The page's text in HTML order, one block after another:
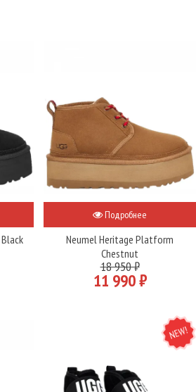
Подробнее
Neumel Heritage Platform
Chestnut
18 950 ₽
11 990 ₽
NEW